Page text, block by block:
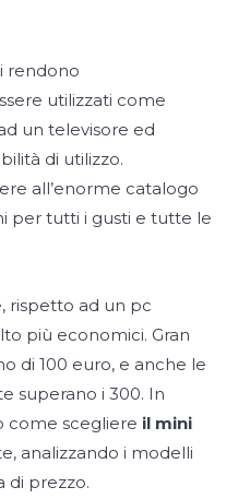
rendono
utilizzati come
un televisore ed
di utilizzo.
all’enorme catalogo
per tutti i gusti e tutte le
rispetto ad un pc
più economici. Gran
di 100 euro, e anche le
superano i 300. In
come scegliere il mini
analizzando i modelli
di prezzo.